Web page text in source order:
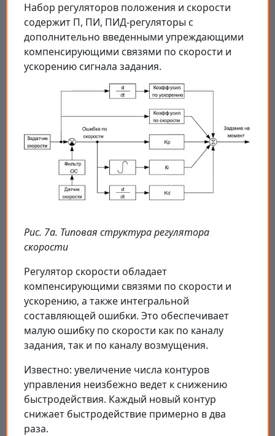
Набор регуляторов положения и скорости
содержит П, ПИ, ПИД-регуляторы с
дополнительно введенными упреждающими
компенсирующими связями по скорости и
ускорению сигнала задания.
Рис. 7а. Типовая структура регулятора
скорости
Регулятор скорости обладает
компенсирующими связями по скорости и
ускорению, а также интегральной
составляющей ошибки. Это обеспечивает
малую ошибку по скорости как по каналу
задания, так и по каналу возмущения.
Известно: увеличение числа контуров
управления неизбежно ведет к снижению
быстродействия. Каждый новый контур
снижает быстродействие примерно в два
раза.